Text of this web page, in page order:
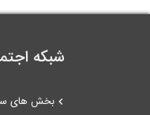
شبکه
بخش های